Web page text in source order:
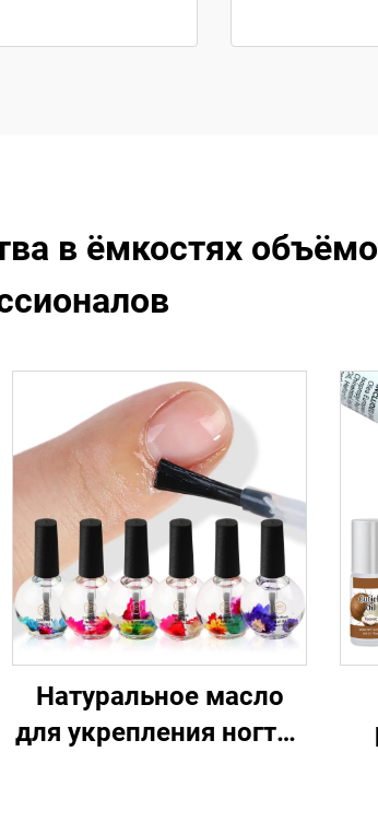
в ёмкостях
Натуральное масло
для укрепления ногтей